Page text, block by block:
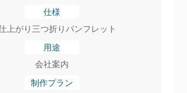
仕様
上がり三つ折りパンフレット
用途
会社案内
制作プラン